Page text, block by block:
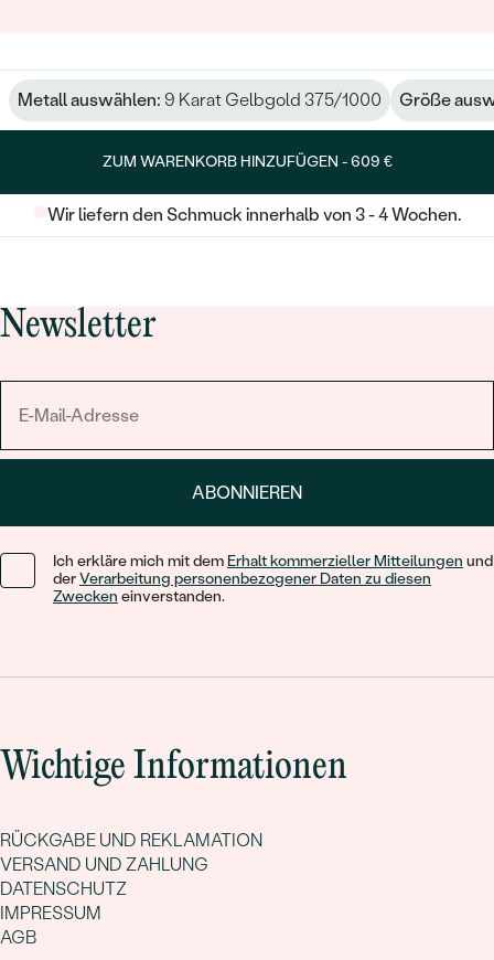
Metall auswählen: 9 Karat Gelbgold 375/1000 Größe
ZUM WARENKORB HINZUFÜGEN -609 €
Wir liefern den Schmuck innerhalb von 3 - 4 Wochen.
Newsletter
ABONNIEREN
Ich erkläre mich mit dem Erhalt kommerzieller Mitteilungen und
derVerarbeitung personenbezogener Daten zu diesen
Zwecken einverstanden.
Wichtige Informationen
RÜCKGABE UND REKLAMATION
VERSAND UND ZAHLUNG
DATENSCHUTZ
IMPRESSUM
AGB